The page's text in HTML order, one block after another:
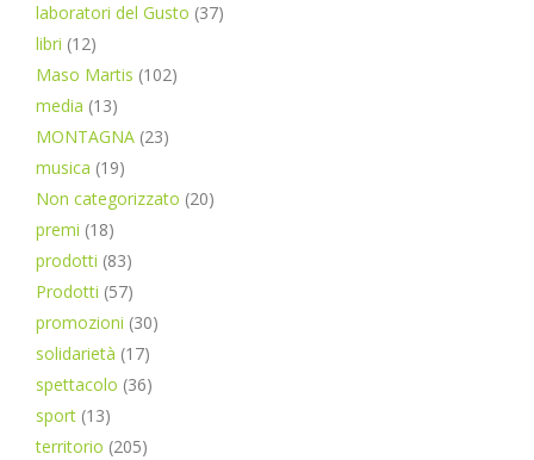
laboratori del Gusto (37)
libri (12)
Maso Martis (102)
media (13)
MONTAGNA (23)
musica (19)
Non categorizzato (20)
premi (18)
prodotti (83)
Prodotti (57)
promozioni (30)
solidarietà (17)
spettacolo (36)
sport (13)
territorio (205)